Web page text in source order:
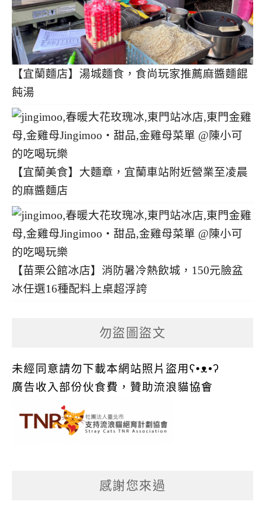
【宜蘭麵店】湯城麵食，食尚玩家推薦麻醬麵餛
飩湯
【宜蘭美食】大麵章，宜蘭車站附近營業至凌晨
的麻醬麵店
【苗栗公館冰店】消防暑冷熱飲城，150元臉盆
冰任選16種配料上桌超浮誇
勿盜圖盜文
未經同意請勿下載本網站照片盜用ʕ•ᴥ•ʔ
廣告收入部份伙食費，贊助流浪貓協會
感謝您來過